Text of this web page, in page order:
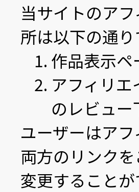
当サイトのア
所は以下の通り
作品表示
アフィリ
のレビュー
ユーザーはア
両方のリンク
変更することが